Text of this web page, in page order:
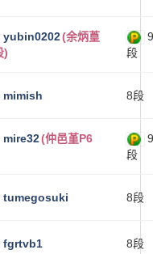
yubin0202(余炳葟
)
9
段
mimish 8段
mire32(仲邑堇P6
9
段
tumegosuki 8段
fgrtvb1 8段